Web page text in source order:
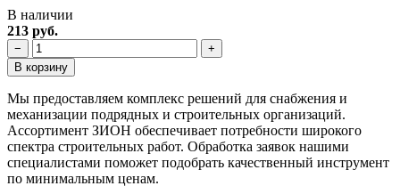
В наличии
213 руб.
−
+
В корзину
Мы предоставляем комплекс решений для снабжения и
механизации подрядных и строительных организаций.
Ассортимент ЗИОН обеспечивает потребности широкого
спектра строительных работ. Обработка заявок нашими
специалистами поможет подобрать качественный инструмент
по минимальным ценам.